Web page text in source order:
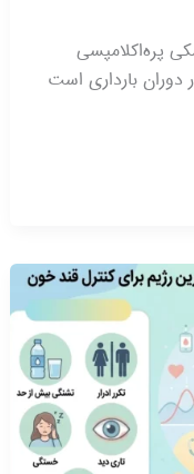
پره‌اکلامپسی
بارداری است